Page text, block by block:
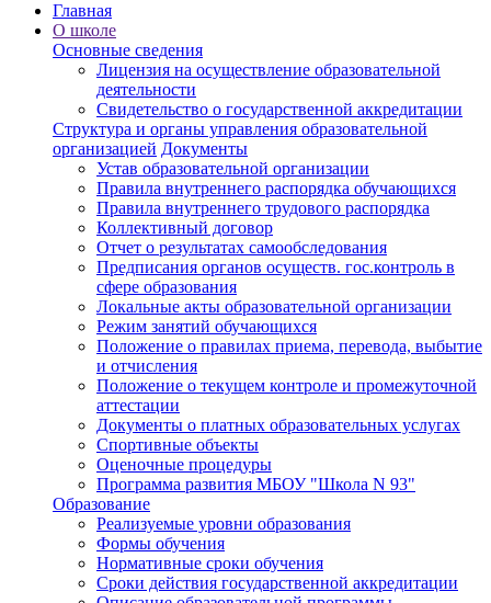
Главная
О школе
Основные сведения
Лицензия на осуществление образовательной
деятельности
Свидетельство о государственной аккредитации
Структура и органы управления образовательной
организацией Документы
Устав образовательной организации
Правила внутреннего распорядка обучающихся
Правила внутреннего трудового распорядка
Коллективный договор
Отчет о результатах самообследования
Предписания органов осуществ. гос.контроль в
сфере образования
Локальные акты образовательной организации
Режим занятий обучающихся
Положение о правилах приема, перевода, выбытие
и отчисления
Положение о текущем контроле и промежуточной
аттестации
Документы о платных образовательных услугах
Спортивные объекты
Оценочные процедуры
Программа развития МБОУ "Школа N 93"
Образование
Реализуемые уровни образования
Формы обучения
Нормативные сроки обучения
Сроки действия государственной аккредитации